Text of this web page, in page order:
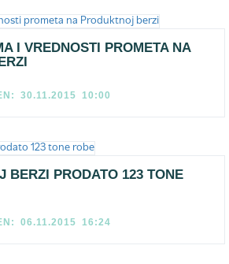
I VREDNOSTI PROMETA NA
30.11.2015 10:00
BERZI PRODATO 123 TONE
06.11.2015 16:24